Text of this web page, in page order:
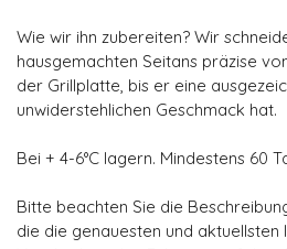
Wie wir ihn zubereiten? Wir
hausgemachten Seitans präzise
der Grillplatte, bis er eine
unwiderstehlichen Geschmack hat.
Bei + 4-6°C lagern. Mindestens 60
Bitte beachten Sie die
die die genauesten und aktuellsten